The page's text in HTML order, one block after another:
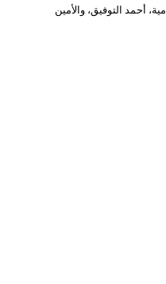
أحمد التوفيق، والأمين